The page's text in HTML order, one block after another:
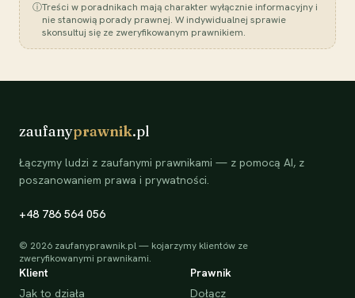
ⓘTreści w poradnikach mają charakter wyłącznie informacyjny i
nie stanowią porady prawnej. W indywidualnej sprawie
skonsultuj się ze zweryfikowanym prawnikiem.
zaufanyprawnik.pl
Łączymy ludzi z zaufanymi prawnikami — z pomocą AI, z
poszanowaniem prawa i prywatności.
+48 786 564 056
© 2026 zaufanyprawnik.pl — kojarzymy klientów ze
zweryfikowanymi prawnikami.
Klient
Jak to działa
Prawnik
Dołącz